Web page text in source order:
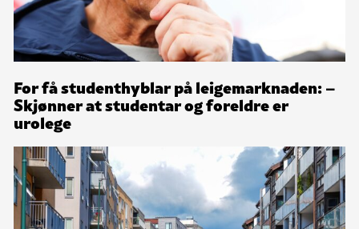
For få studenthyblar på leigemarknaden: –
Skjønner at studentar og foreldre er
urolege